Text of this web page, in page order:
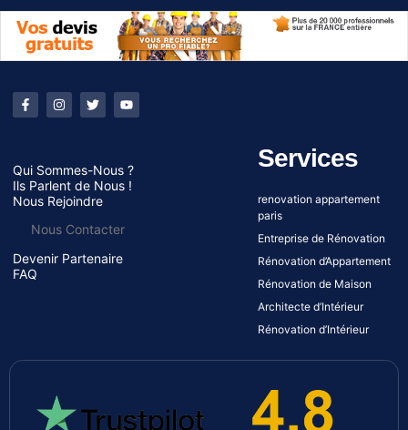
Qui Sommes-Nous ?
Ils Parlent de Nous !
Nous Rejoindre
Nous Contacter
Devenir Partenaire
FAQ
Services
renovation appartement
paris
Entreprise de Rénovation
Rénovation d’Appartement
Rénovation de Maison
Architecte d’Intérieur
Rénovation d’Intérieur